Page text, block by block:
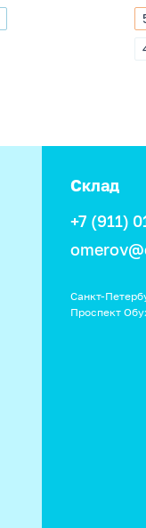
Склад
+7 (911)
Санкт-
Проспект